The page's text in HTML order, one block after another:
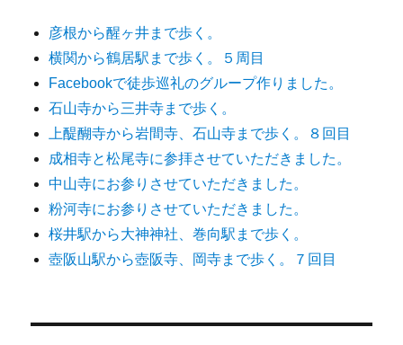
彦根から醒ヶ井まで歩く。
横関から鶴居駅まで歩く。５周目
Facebookで徒歩巡礼のグループ作りました。
石山寺から三井寺まで歩く。
上醍醐寺から岩間寺、石山寺まで歩く。８回目
成相寺と松尾寺に参拝させていただきました。
中山寺にお参りさせていただきました。
粉河寺にお参りさせていただきました。
桜井駅から大神神社、巻向駅まで歩く。
壺阪山駅から壺阪寺、岡寺まで歩く。７回目